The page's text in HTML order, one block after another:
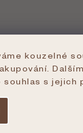
kouzelné
souhlas s jejich